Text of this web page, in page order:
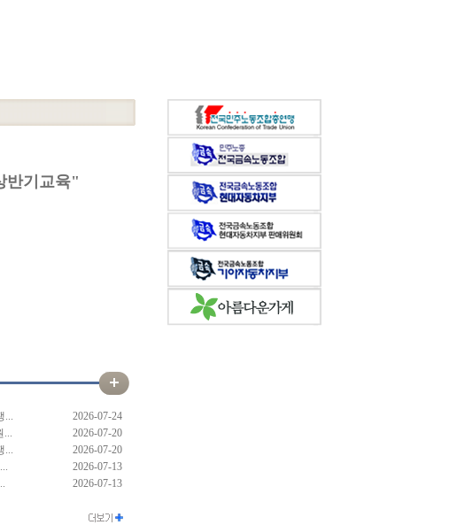
반기교육"
...
2026-07-24
...
2026-07-20
...
2026-07-20
2026-07-13
2026-07-13